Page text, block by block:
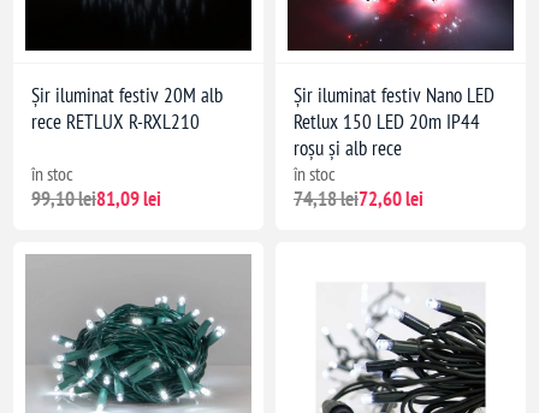
Șir iluminat festiv 20M alb
rece RETLUX R-RXL210
în stoc
99,10 lei81,09 lei
Șir iluminat festiv Nano LED
Retlux 150 LED 20m IP44
roșu și alb rece
în stoc
74,18 lei72,60 lei